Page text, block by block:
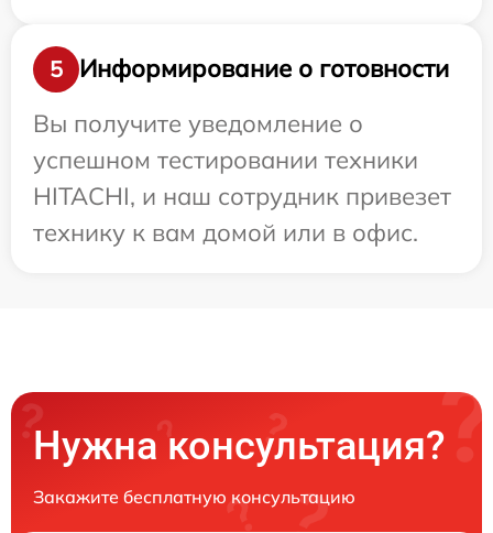
5
Информирование о готовности
Вы получите уведомление о
успешном тестировании техники
HITACHI, и наш сотрудник привезет
технику к вам домой или в офис.
Нужна консультация?
Закажите бесплатную консультацию